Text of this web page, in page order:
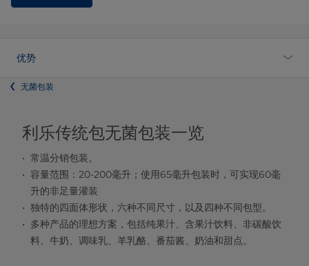
优势
无菌包装
利乐传统包无菌包装一览
常温分销包装。
容量范围：20-200毫升；使用65毫升包装时，可实现60毫
升的非足量灌装
独特的四面体形状，六种不同尺寸，以及四种不同包型。
多种产品的理想方案，包括纯果汁、含果汁饮料、非碳酸饮
料、牛奶、调味乳、羊乳酪、番茄酱、奶油和甜点。